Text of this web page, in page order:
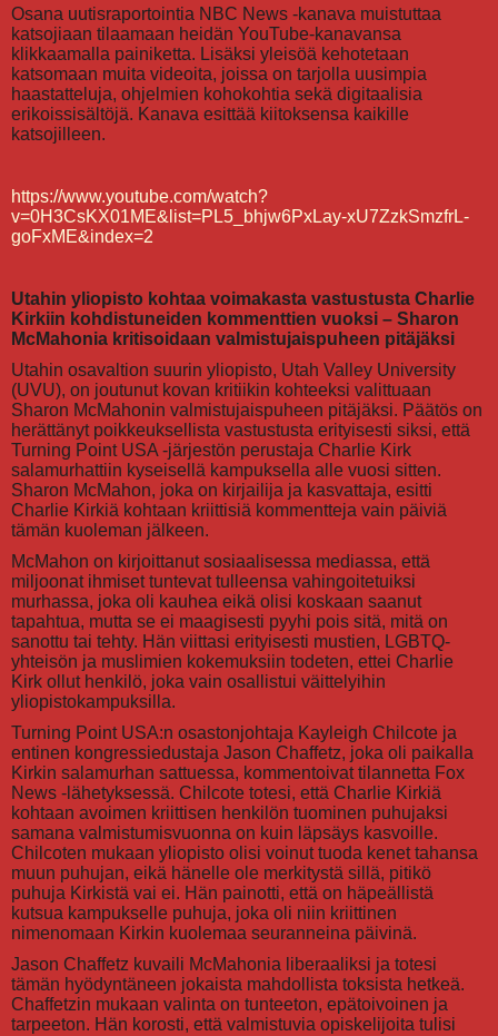
Osana uutisraportointia NBC News -kanava muistuttaa
katsojiaan tilaamaan heidän YouTube-kanavansa
klikkaamalla painiketta. Lisäksi yleisöä kehotetaan
katsomaan muita videoita, joissa on tarjolla uusimpia
haastatteluja, ohjelmien kohokohtia sekä digitaalisia
erikoissisältöjä. Kanava esittää kiitoksensa kaikille
katsojilleen.
https://www.youtube.com/watch?
v=0H3CsKX01ME&list=PL5_bhjw6PxLay-xU7ZzkSmzfrL-
goFxME&index=2
Utahin yliopisto kohtaa voimakasta vastustusta Charlie
Kirkiin kohdistuneiden kommenttien vuoksi – Sharon
McMahonia kritisoidaan valmistujaispuheen pitäjäksi
Utahin osavaltion suurin yliopisto, Utah Valley University
(UVU), on joutunut kovan kritiikin kohteeksi valittuaan
Sharon McMahonin valmistujaispuheen pitäjäksi. Päätös on
herättänyt poikkeuksellista vastustusta erityisesti siksi, että
Turning Point USA -järjestön perustaja Charlie Kirk
salamurhattiin kyseisellä kampuksella alle vuosi sitten.
Sharon McMahon, joka on kirjailija ja kasvattaja, esitti
Charlie Kirkiä kohtaan kriittisiä kommentteja vain päiviä
tämän kuoleman jälkeen.
McMahon on kirjoittanut sosiaalisessa mediassa, että
miljoonat ihmiset tuntevat tulleensa vahingoitetuiksi
murhassa, joka oli kauhea eikä olisi koskaan saanut
tapahtua, mutta se ei maagisesti pyyhi pois sitä, mitä on
sanottu tai tehty. Hän viittasi erityisesti mustien, LGBTQ-
yhteisön ja muslimien kokemuksiin todeten, ettei Charlie
Kirk ollut henkilö, joka vain osallistui väittelyihin
yliopistokampuksilla.
Turning Point USA:n osastonjohtaja Kayleigh Chilcote ja
entinen kongressiedustaja Jason Chaffetz, joka oli paikalla
Kirkin salamurhan sattuessa, kommentoivat tilannetta Fox
News -lähetyksessä. Chilcote totesi, että Charlie Kirkiä
kohtaan avoimen kriittisen henkilön tuominen puhujaksi
samana valmistumisvuonna on kuin läpsäys kasvoille.
Chilcoten mukaan yliopisto olisi voinut tuoda kenet tahansa
muun puhujan, eikä hänelle ole merkitystä sillä, pitikö
puhuja Kirkistä vai ei. Hän painotti, että on häpeällistä
kutsua kampukselle puhuja, joka oli niin kriittinen
nimenomaan Kirkin kuolemaa seuranneina päivinä.
Jason Chaffetz kuvaili McMahonia liberaaliksi ja totesi
tämän hyödyntäneen jokaista mahdollista toksista hetkeä.
Chaffetzin mukaan valinta on tunteeton, epätoivoinen ja
tarpeeton. Hän korosti, että valmistuvia opiskelijoita tulisi